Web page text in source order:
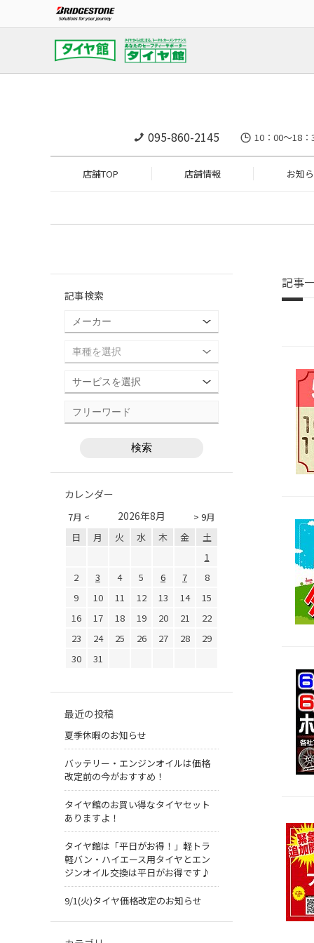
095-860-2145 10：00～18
店舗TOP 店舗情報 お知
記事
記事検索
カレンダー
7月 < > 9月
2026年8月
日 月 火 水 木 金
土
1
2
3 4 5 6 7
8
9
10 11 12 13 14
15
16
17 18 19 20 21
22
23
24 25 26 27 28
29
30
31
最近の投稿
夏季休暇のお知らせ
バッテリー・エンジンオイルは価格
改定前の今がおすすめ！
タイヤ館のお買い得なタイヤセット
ありますよ！
タイヤ館は「平日がお得！」軽トラ
軽バン・ハイエース用タイヤとエン
ジンオイル交換は平日がお得です♪
9/1(火)タイヤ価格改定のお知らせ